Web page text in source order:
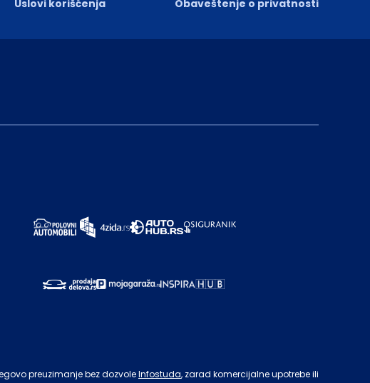
Uslovi korišćenja Obaveštenje o privatnosti
preuzimanje bez dozvoleInfostuda, zarad komercijalne upotrebe ili